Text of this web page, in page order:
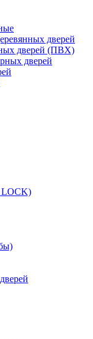
дверей
дверей (ПВХ)
дверей
LOCK)